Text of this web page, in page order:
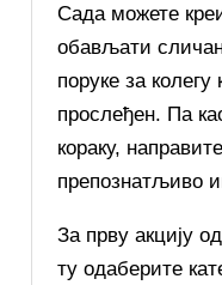
Сада можете
обављати
поруке за
прослеђен. Па
кораку,
препознатљиво
За прву акцију
ту одаберите